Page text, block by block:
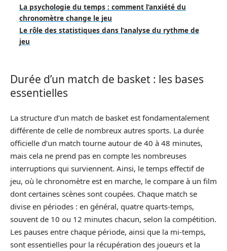
La psychologie du temps : comment l’anxiété du
chronomètre change le jeu
Le rôle des statistiques dans l’analyse du rythme de
jeu
Durée d’un match de basket : les bases
essentielles
La structure d’un match de basket est fondamentalement
différente de celle de nombreux autres sports. La durée
officielle d’un match tourne autour de 40 à 48 minutes,
mais cela ne prend pas en compte les nombreuses
interruptions qui surviennent. Ainsi, le temps effectif de
jeu, où le chronomètre est en marche, le compare à un film
dont certaines scènes sont coupées. Chaque match se
divise en périodes : en général, quatre quarts-temps,
souvent de 10 ou 12 minutes chacun, selon la compétition.
Les pauses entre chaque période, ainsi que la mi-temps,
sont essentielles pour la récupération des joueurs et la